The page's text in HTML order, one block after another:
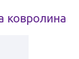
ковролина